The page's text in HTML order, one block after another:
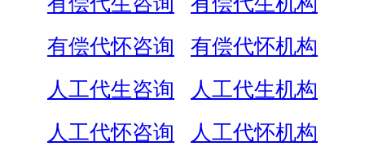
有偿代怀咨询
有偿代怀机构
人工代生咨询
人工代生机构
人工代怀咨询
人工代怀机构